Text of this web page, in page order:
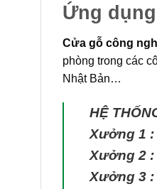
Ứng dụng
Cửa gỗ công
phòng trong các
Nhật Bản…
HỆ
Xưởng 1 :
Xưởng 2 :
Xưởng 3 :